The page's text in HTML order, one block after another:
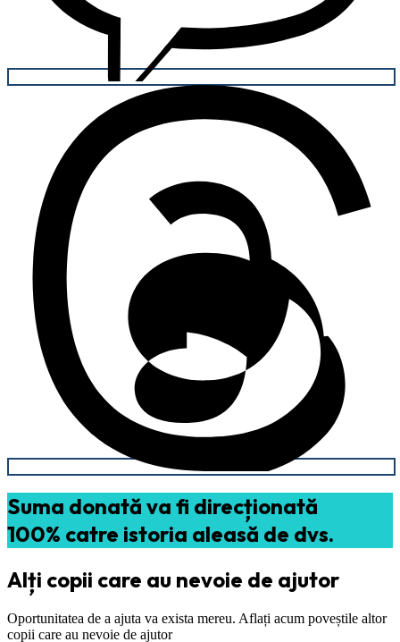
Suma donată va fi direcționată
100% catre istoria aleasă de dvs.
Alți copii care au nevoie de ajutor
Oportunitatea de a ajuta va exista mereu. Aflați acum poveștile altor
copii care au nevoie de ajutor